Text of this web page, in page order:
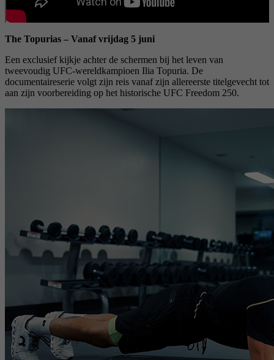
The Topurias – Vanaf vrijdag 5 juni
Een exclusief kijkje achter de schermen bij het leven van
tweevoudig UFC-wereldkampioen Ilia Topuria. De
documentaireserie volgt zijn reis vanaf zijn allereerste titelgevecht tot
aan zijn voorbereiding op het historische UFC Freedom 250.